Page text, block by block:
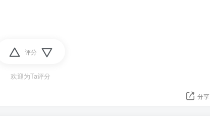
评分
欢迎为Ta评分
分享